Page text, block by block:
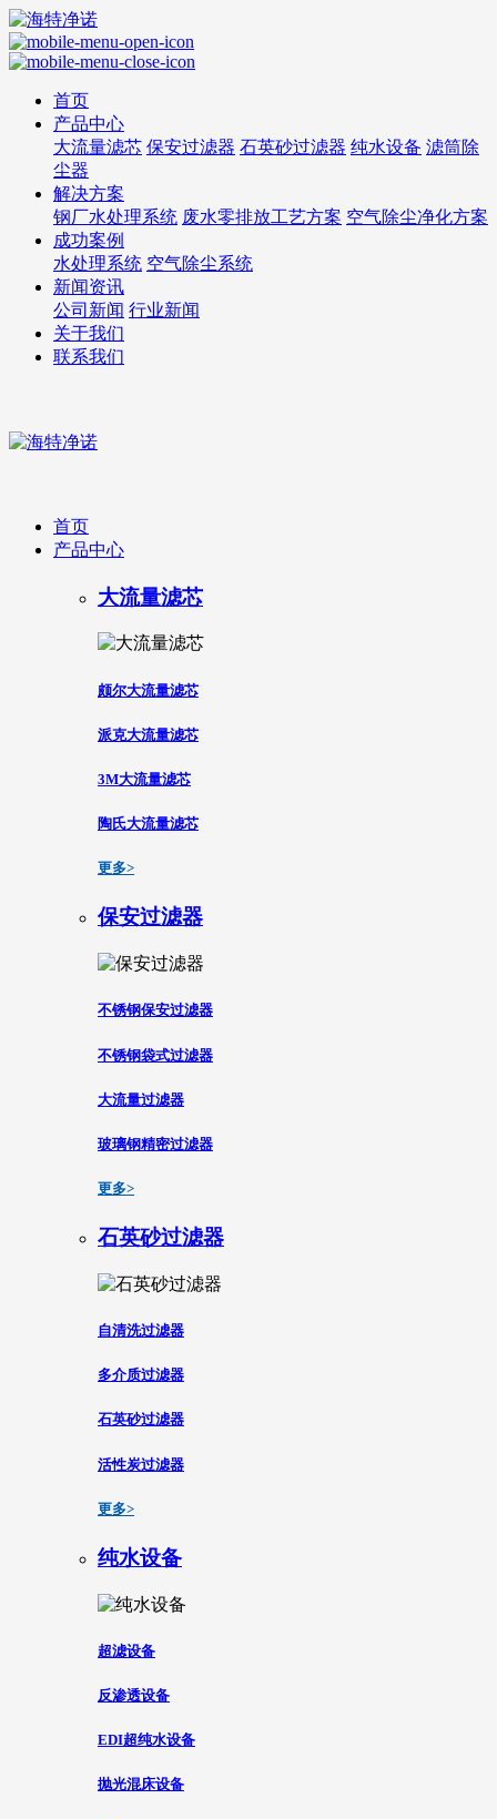
首页
产品中心
大流量滤芯 保安过滤器 石英砂过滤器 纯水设备 滤筒除
尘器
解决方案
钢厂水处理系统 废水零排放工艺方案 空气除尘净化方案
成功案例
水处理系统 空气除尘系统
新闻资讯
公司新闻 行业新闻
关于我们
联系我们
首页
产品中心
大流量滤芯
颇尔大流量滤芯
派克大流量滤芯
3M大流量滤芯
陶氏大流量滤芯
更多>
保安过滤器
不锈钢保安过滤器
不锈钢袋式过滤器
大流量过滤器
玻璃钢精密过滤器
更多>
石英砂过滤器
自清洗过滤器
多介质过滤器
石英砂过滤器
活性炭过滤器
更多>
纯水设备
超滤设备
反渗透设备
EDI超纯水设备
抛光混床设备